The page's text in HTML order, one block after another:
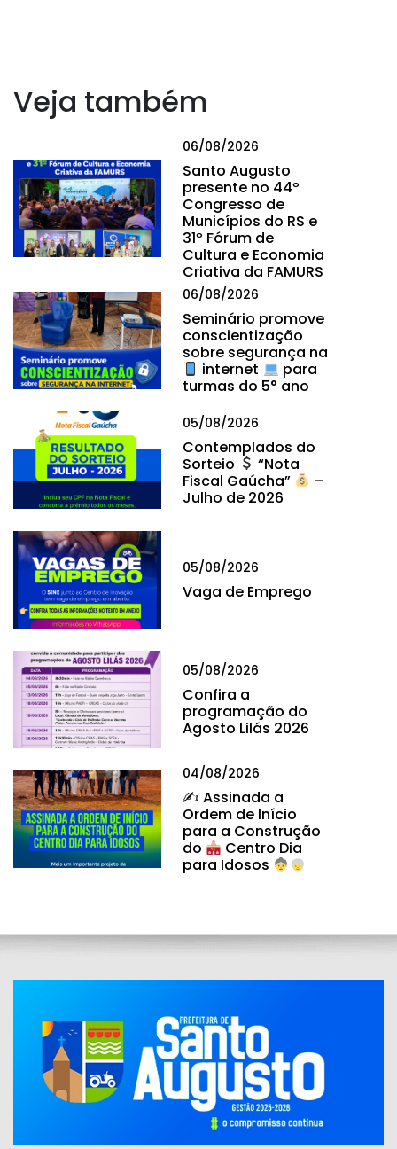
Veja também
06/08/2026
Santo Augusto
presente no 44º
Congresso de
Municípios do RS e
31º Fórum de
Cultura e Economia
Criativa da FAMURS
06/08/2026
Seminário promove
conscientização
sobre segurança na
internet
para
turmas do 5° ano
05/08/2026
Contemplados do
Sorteio
“Nota
Fiscal Gaúcha”
–
Julho de 2026
05/08/2026
Vaga de Emprego
05/08/2026
Confira a
programação do
Agosto Lilás 2026
04/08/2026
✍ Assinada a
Ordem de Início
para a Construção
do
Centro Dia
para Idosos